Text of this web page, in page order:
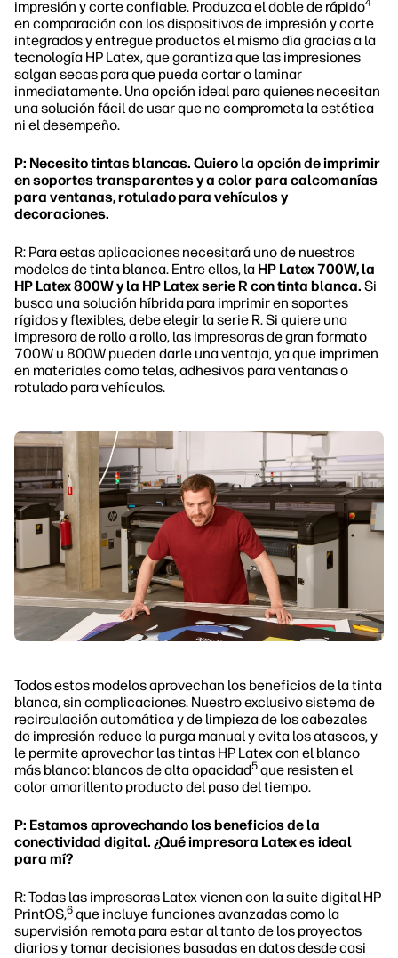
impresión y corte confiable. Produzca el doble de rápido4
en comparación con los dispositivos de impresión y corte
integrados y entregue productos el mismo día gracias a la
tecnología HP Latex, que garantiza que las impresiones
salgan secas para que pueda cortar o laminar
inmediatamente. Una opción ideal para quienes necesitan
una solución fácil de usar que no comprometa la estética
ni el desempeño.
P: Necesito tintas blancas. Quiero la opción de imprimir
en soportes transparentes y a color para calcomanías
para ventanas, rotulado para vehículos y
decoraciones.
R: Para estas aplicaciones necesitará uno de nuestros
modelos de tinta blanca. Entre ellos, la HP Latex 700W, la
HP Latex 800W y la HP Latex serie R con tinta blanca. Si
busca una solución híbrida para imprimir en soportes
rígidos y flexibles, debe elegir la serie R. Si quiere una
impresora de rollo a rollo, las impresoras de gran formato
700W u 800W pueden darle una ventaja, ya que imprimen
en materiales como telas, adhesivos para ventanas o
rotulado para vehículos.
Todos estos modelos aprovechan los beneficios de la tinta
blanca, sin complicaciones. Nuestro exclusivo sistema de
recirculación automática y de limpieza de los cabezales
de impresión reduce la purga manual y evita los atascos, y
le permite aprovechar las tintas HP Latex con el blanco
más blanco: blancos de alta opacidad5 que resisten el
color amarillento producto del paso del tiempo.
P: Estamos aprovechando los beneficios de la
conectividad digital. ¿Qué impresora Latex es ideal
para mí?
R: Todas las impresoras Latex vienen con la suite digital HP
PrintOS,6 que incluye funciones avanzadas como la
supervisión remota para estar al tanto de los proyectos
diarios y tomar decisiones basadas en datos desde casi